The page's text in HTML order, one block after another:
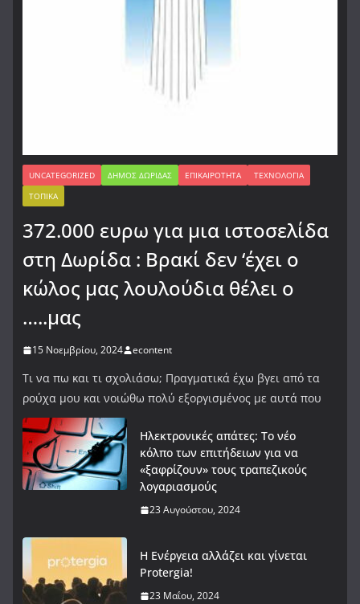
UNCATEGORIZED ΔΉΜΟΣ ΔΩΡΊΔΑΣ ΕΠΙΚΑΙΡΌΤΗΤΑ
ΤΕΧΝΟΛΟΓΊΑ
ΤΟΠΙΚΆ
372.000 ευρω για μια ιστοσελίδα
στη Δωρίδα : Βρακί δεν ‘έχει ο
κώλος μας λουλούδια θέλει ο
…..μας
15 Νοεμβρίου, 2024 econtent
Τι να πω και τι σχολιάσω; Πραγματικά έχω βγει από τα
ρούχα μου και νοιώθω πολύ εξοργισμένος με αυτά που
Ηλεκτρονικές απάτες: Το νέο
κόλπο των επιτήδειων για να
«ξαφρίζουν» τους τραπεζικούς
λογαριασμούς
23 Αυγούστου, 2024
Η Ενέργεια αλλάζει και γίνεται
Protergia!
23 Μαΐου, 2024